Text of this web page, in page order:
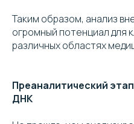
Таким образом, анализ
огромный потенциал для
различных областях
Преаналитический
ДНК